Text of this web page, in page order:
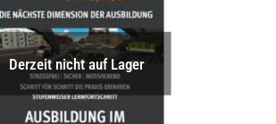
Derzeit nicht auf Lager